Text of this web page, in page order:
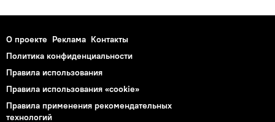
О проекте Реклама Контакты
Политика конфиденциальности
Правила использования
Правила использования «cookie»
Правила применения рекомендательных
технологий